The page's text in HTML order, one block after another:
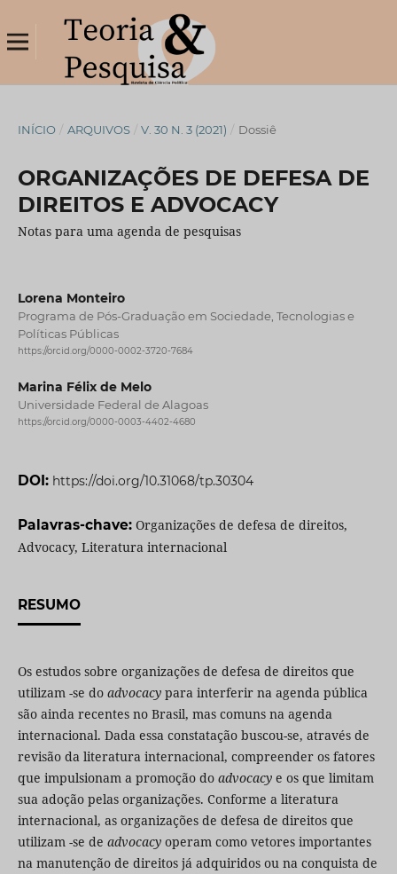
INÍCIO / ARQUIVOS / V. 30 N. 3 (2021) / Dossiê
ORGANIZAÇÕES DE DEFESA DE
DIREITOS E ADVOCACY
Notas para uma agenda de pesquisas
Lorena Monteiro
Programa de Pós-Graduação em Sociedade, Tecnologias e
Políticas Públicas
https://orcid.org/0000-0002-3720-7684
Marina Félix de Melo
Universidade Federal de Alagoas
https://orcid.org/0000-0003-4402-4680
DOI: https://doi.org/10.31068/tp.30304
Palavras-chave: Organizações de defesa de direitos,
Advocacy, Literatura internacional
RESUMO
Os estudos sobre organizações de defesa de direitos que
utilizam -se do advocacypara interferir na agenda pública
são ainda recentes no Brasil, mas comuns na agenda
internacional. Dada essa constatação buscou-se, através de
revisão da literatura internacional, compreender os fatores
que impulsionam a promoção do advocacye os que limitam
sua adoção pelas organizações. Conforme a literatura
internacional, as organizações de defesa de direitos que
utilizam -se de advocacyoperam como vetores importantes
na manutenção de direitos já adquiridos ou na conquista de